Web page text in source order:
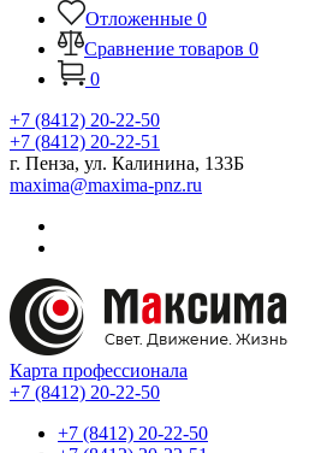
Отложенные 0
Сравнение товаров 0
0
+7 (8412) 20-22-50
+7 (8412) 20-22-51
г. Пенза, ул. Калинина, 133Б
maxima@maxima-pnz.ru
Карта профессионала
+7 (8412) 20-22-50
+7 (8412) 20-22-50